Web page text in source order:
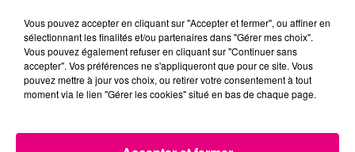
Vous pouvez accepter en cliquant sur "Accepter et fermer", ou affiner en
sélectionnant les finalités et/ou partenaires dans "Gérer mes choix".
Vous pouvez également refuser en cliquant sur "Continuer sans
accepter". Vos préférences ne s'appliqueront que pour ce site. Vous
pouvez mettre à jour vos choix, ou retirer votre consentement à tout
moment via le lien "Gérer les cookies" situé en bas de chaque page.